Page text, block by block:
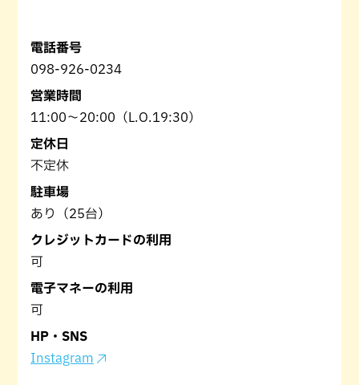
電話番号
098-926-0234
営業時間
11:00～20:00（L.O.19:30）
定休日
不定休
駐車場
あり（25台）
クレジットカードの利用
可
電子マネーの利用
可
HP・SNS
Instagram